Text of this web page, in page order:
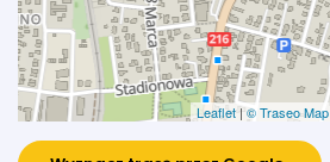
Leaflet |© Traseo Map